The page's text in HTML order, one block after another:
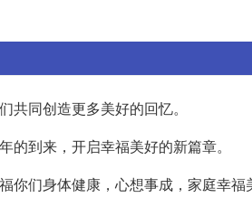
同创造更多美好的回忆。
到来，开启幸福美好的新篇章。
们身体健康，心想事成，家庭幸福